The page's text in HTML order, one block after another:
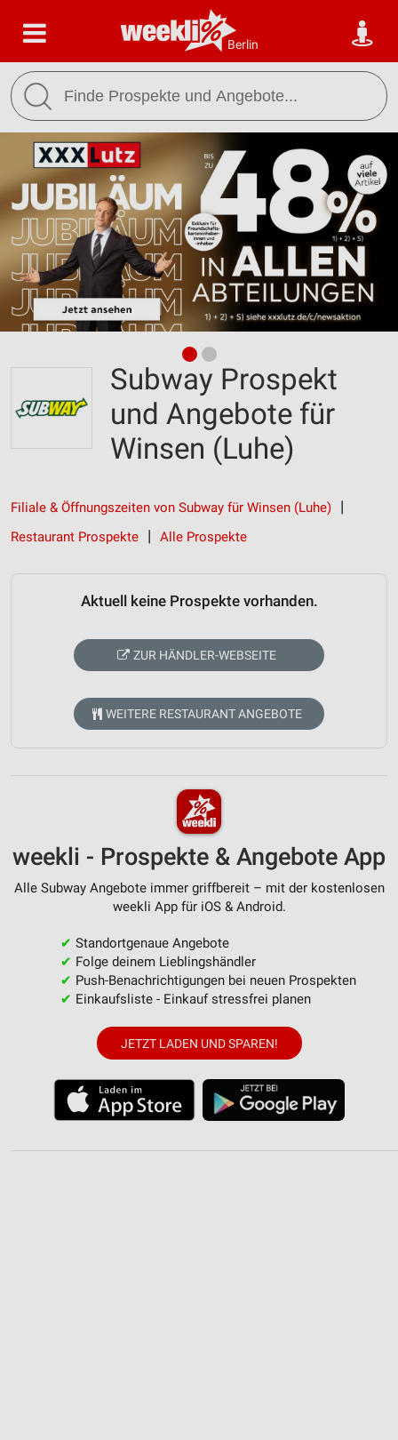
Berlin
Subway Prospekt
und Angebote für
Winsen (Luhe)
Filiale & Öffnungszeiten von Subway für Winsen (Luhe)
Restaurant Prospekte
Alle Prospekte
Aktuell keine Prospekte vorhanden.
ZUR HÄNDLER-WEBSEITE
WEITERE RESTAURANT ANGEBOTE
weekli - Prospekte & Angebote App
Alle Subway Angebote immer griffbereit – mit der kostenlosen
weekli App für iOS & Android.
✔ Standortgenaue Angebote
✔ Folge deinem Lieblingshändler
✔ Push-Benachrichtigungen bei neuen Prospekten
✔ Einkaufsliste - Einkauf stressfrei planen
JETZT LADEN UND SPAREN!